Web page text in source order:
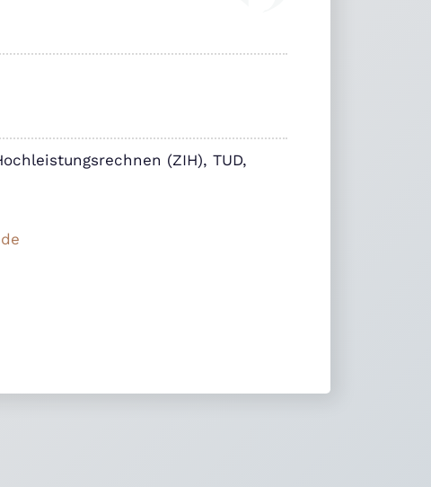
(ZIH), TUD,